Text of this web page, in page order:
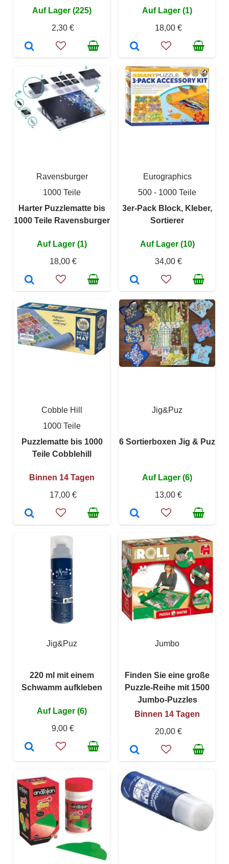
Auf Lager (225)
2,30 €
Auf Lager (1)
18,00 €
Ravensburger
1000 Teile
Harter Puzzlematte bis
1000 Teile Ravensburger
Auf Lager (1)
18,00 €
Eurographics
500 - 1000 Teile
3er-Pack Block, Kleber,
Sortierer
Auf Lager (10)
34,00 €
Cobble Hill
1000 Teile
Puzzlematte bis 1000
Teile Cobblehill
Binnen 14 Tagen
17,00 €
Jig&Puz
6 Sortierboxen Jig & Puz
Auf Lager (6)
13,00 €
Jig&Puz
220 ml mit einem
Schwamm aufkleben
Auf Lager (6)
9,00 €
Jumbo
Finden Sie eine große
Puzzle-Reihe mit 1500
Jumbo-Puzzles
Binnen 14 Tagen
20,00 €